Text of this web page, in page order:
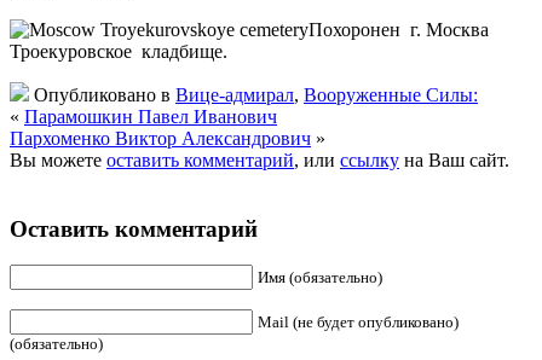
Похоронен г. Москва
Троекуровское кладбище.
Опубликовано в Вице-адмирал, Вооруженные Силы:
« Парамошкин Павел Иванович
Пархоменко Виктор Александрович »
Вы можете оставить комментарий, или ссылку на Ваш сайт.
Оставить комментарий
Имя (обязательно)
Mail (не будет опубликовано)
(обязательно)